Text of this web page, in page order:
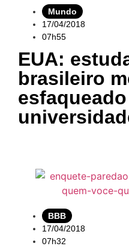
Mundo
17/04/2018
07h55
EUA:
brasileiro
BBB
17/04/2018
07h32